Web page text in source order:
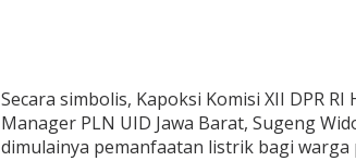
Secara simbolis, Kapoksi Komisi XII DPR
Manager PLN UID Jawa Barat, Sugeng
dimulainya pemanfaatan listrik bagi warga